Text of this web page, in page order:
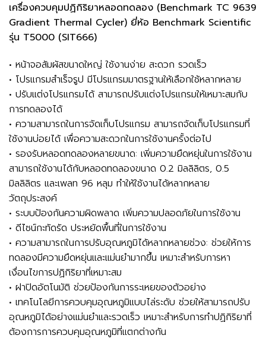
เครื่องควบคุมปฏิกิริยาหลอดทดลอง (Benchmark TC 9639
Gradient Thermal Cycler) ยี่ห้อ Benchmark Scientific
รุ่น T5000 (SIT666)
• หน้าจอสัมผัสขนาดใหญ่ ใช้งานง่าย สะดวก รวดเร็ว
• โปรแกรมสำเร็จรูป มีโปรแกรมมาตรฐานให้เลือกใช้หลากหลาย
• ปรับแต่งโปรแกรมได้ สามารถปรับแต่งโปรแกรมให้เหมาะสมกับ
การทดลองได้
• ความสามารถในการจัดเก็บโปรแกรม สามารถจัดเก็บโปรแกรมที่
ใช้งานบ่อยได้ เพื่อความสะดวกในการใช้งานครั้งต่อไป
• รองรับหลอดทดลองหลายขนาด: เพิ่มความยืดหยุ่นในการใช้งาน
สามารถใช้งานได้กับหลอดทดลองขนาด 0.2 มิลลิลิตร, 0.5
มิลลิลิตร และเพลท 96 หลุม ทำให้ใช้งานได้หลากหลาย
วัตถุประสงค์
• ระบบป้องกันความผิดพลาด เพิ่มความปลอดภัยในการใช้งาน
• ดีไซน์กะทัดรัด ประหยัดพื้นที่ในการใช้งาน
• ความสามารถในการปรับอุณหภูมิได้หลากหลายช่วง: ช่วยให้การ
ทดลองมีความยืดหยุ่นและแม่นยำมากขึ้น เหมาะสำหรับการหา
เงื่อนไขการปฏิกิริยาที่เหมาะสม
• ฝาปิดอัตโนมัติ ช่วยป้องกันการระเหยของตัวอย่าง
• เทคโนโลยีการควบคุมอุณหภูมิแบบไล่ระดับ ช่วยให้สามารถปรับ
อุณหภูมิได้อย่างแม่นยำและรวดเร็ว เหมาะสำหรับการทำปฏิกิริยาที่
ต้องการการควบคุมอุณหภูมิที่แตกต่างกัน